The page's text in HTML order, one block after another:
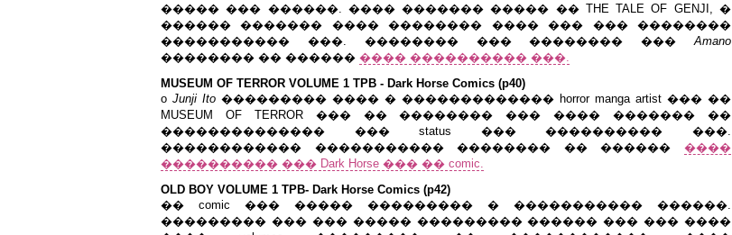
����� ��� ������. ���� ������� ����� �� THE TALE OF GENJI, �
������ ������� ���� �������� ���� ��� ��� ��������
����������� ���. �������� ��� �������� ���Amano
�������� �� ������ ���� ���������� ���.
MUSEUM OF TERROR VOLUME 1 TPB - Dark Horse Comics (p40)
o Junji Ito ��������� ���� � ������������� horror manga artist ��� ��
MUSEUM OF TERROR ��� �� �������� ��� ���� ������� ��
�������������� ��� status ��� ���������� ���.
������������ ����������� �������� �� ������ ����
���������� ��� Dark Horse ��� �� comic.
OLD BOY VOLUME 1 TPB- Dark Horse Comics (p42)
�� comic ��� ����� ��������� � ����������� ������.
��������� ��� ��� ����� ��������� ������ ��� ��� ����